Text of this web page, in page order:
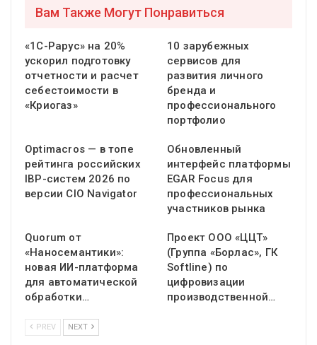
Вам Также Могут Понравиться
«1С-Рарус» на 20%
ускорил подготовку
отчетности и расчет
себестоимости в
«Криогаз»
10 зарубежных
сервисов для
развития личного
бренда и
профессионального
портфолио
Optimacros — в топе
рейтинга российских
IBP-систем 2026 по
версии CIO Navigator
Обновленный
интерфейс платформы
EGAR Focus для
профессиональных
участников рынка
Quorum от
«Наносемантики»:
новая ИИ-платформа
для автоматической
обработки…
Проект ООО «ЦЦТ»
(Группа «Борлас», ГК
Softline) по
цифровизации
производственной…
PREV NEXT